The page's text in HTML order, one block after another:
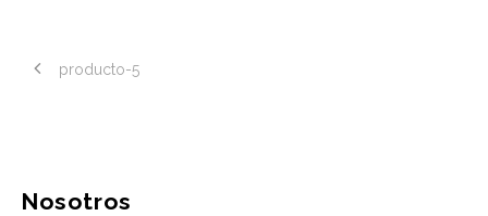
producto-5
Nosotros